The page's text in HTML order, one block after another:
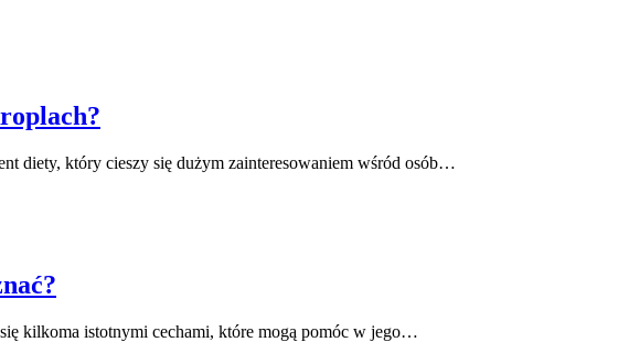
diety, który cieszy się dużym zainteresowaniem wśród osób…
kilkoma istotnymi cechami, które mogą pomóc w jego…